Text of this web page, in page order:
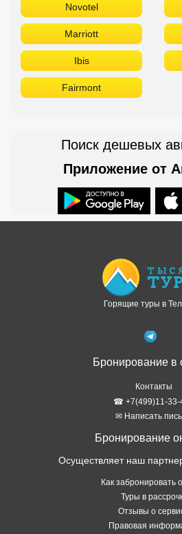
Novotel
Marriott
Ibis
Fairmont
Поиск дешевых
Приложение от
Горящие туры в
Бронирование в
Контакты
☎ +7(499)11-33-
✉ Написать
Бронирование
Осуществляет наш
Как забронировать
Туры в
Отзывы о
Правовая